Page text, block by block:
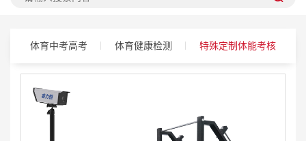
体育中考高考 体育健康检测 特殊定制体能考核